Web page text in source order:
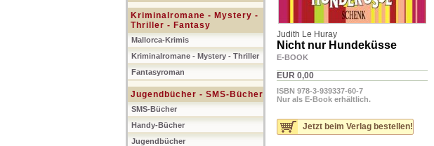
Kriminalromane - Mystery -
Thriller - Fantasy
Mallorca-Krimis
Kriminalromane - Mystery - Thriller
Fantasyroman
Jugendbücher - SMS-Bücher
SMS-Bücher
Handy-Bücher
Jugendbücher
Judith Le Huray
Nicht nur Hundeküsse
E-BOOK
EUR 0,00
ISBN 978-3-939337-60-7
Nur als E-Book erhältlich.
Jetzt beim Verlag bestellen!